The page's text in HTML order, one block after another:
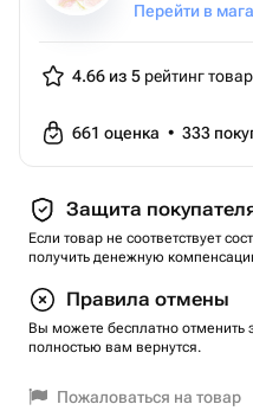
Перейти в
4.66 из 5 рейтинг
661 оценка • 333
Защита
Если товар не соответствует
получить денежную
Правила отмены
Вы можете бесплатно отменить
полностью вам вернутся.
Пожаловаться на товар